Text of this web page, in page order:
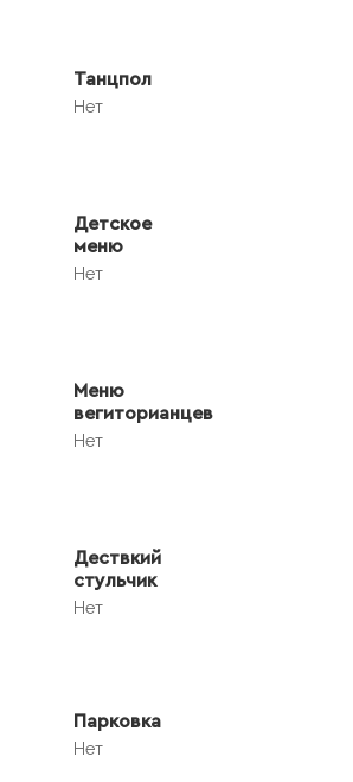
Танцпол
Нет
Детское
меню
Нет
Меню
вегиторианцев
Нет
Дествкий
стульчик
Нет
Парковка
Нет